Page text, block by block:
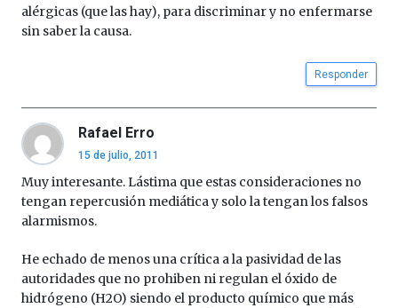
alérgicas (que las hay), para discriminar y no enfermarse
sin saber la causa.
Responder
Rafael Erro
15 de julio, 2011
Muy interesante. Lástima que estas consideraciones no
tengan repercusión mediática y solo la tengan los falsos
alarmismos.
He echado de menos una crítica a la pasividad de las
autoridades que no prohiben ni regulan el óxido de
hidrógeno (H2O) siendo el producto químico que más